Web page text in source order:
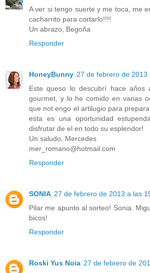
A ver si tengo suerte y me toca, me
cacharrito para cortarlo!!!!
Un abrazo, Begoña
Responder
HoneyBunny 27 de febrero de 2013
Este queso lo descubrí hace
gourmet, y lo he comido en varias
que not engo el artilugio para
esta es una oportunidad
disfrutar de el en todo su esplendor!
Un saludo, Mercedes
mer_romano@hotmail.com
Responder
SONIA 27 de febrero de 2013 a las
Pilar me apunto al sorteo! Sonia.
bicos!
Responder
Roski Yus Noia 27 de febrero de